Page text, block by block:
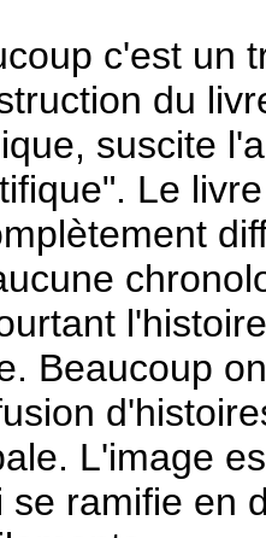
c'est un
du
suscite
Le
Beaucoup
L'image
se ramifie en